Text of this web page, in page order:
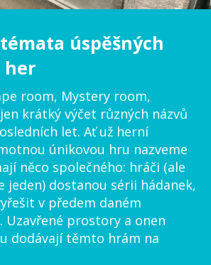
úspěšných
her
room, Mystery room,
krátký výčet různých názvů
let. Ať už herní
únikovou hru nazveme
něco společného: hráči (ale
jeden) dostanou sérii hádanek,
v předem daném
Uzavřené prostory a onen
dodávají těmto hrám na